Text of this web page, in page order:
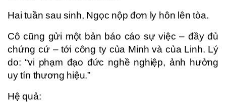
Hai tuần sau sinh, Ngọc nộp đơn ly hôn lên tòa.
Cô cũng gửi một bản báo cáo sự việc – đầy đủ
chứng cứ – tới công ty của Minh và của Linh. Lý
do: “vi phạm đạo đức nghề nghiệp, ảnh hưởng
uy tín thương hiệu.”
Hệ quả: